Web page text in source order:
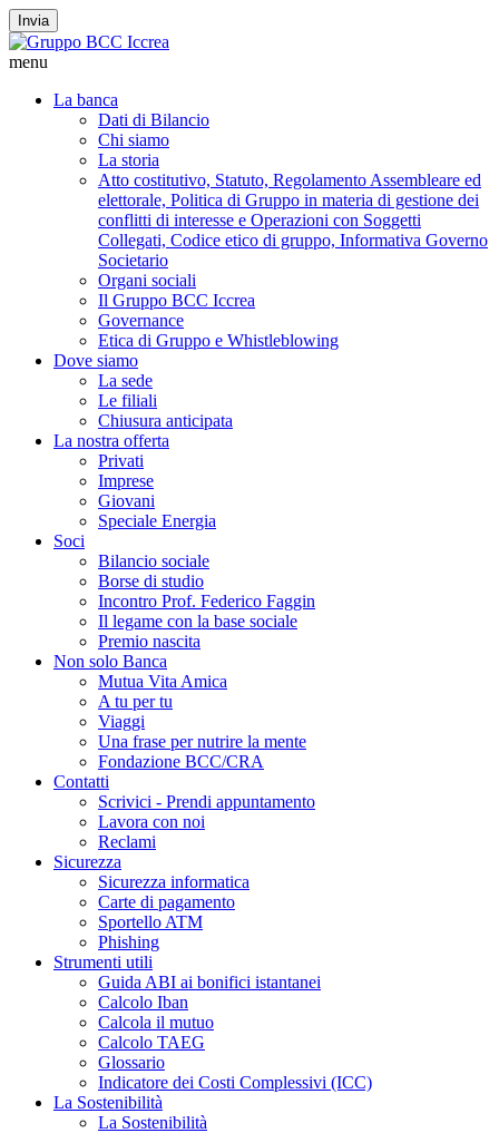
Invia
menu
La banca
Dati di Bilancio
Chi siamo
La storia
Atto costitutivo, Statuto, Regolamento Assembleare ed
elettorale, Politica di Gruppo in materia di gestione dei
conflitti di interesse e Operazioni con Soggetti
Collegati, Codice etico di gruppo, Informativa Governo
Societario
Organi sociali
Il Gruppo BCC Iccrea
Governance
Etica di Gruppo e Whistleblowing
Dove siamo
La sede
Le filiali
Chiusura anticipata
La nostra offerta
Privati
Imprese
Giovani
Speciale Energia
Soci
Bilancio sociale
Borse di studio
Incontro Prof. Federico Faggin
Il legame con la base sociale
Premio nascita
Non solo Banca
Mutua Vita Amica
A tu per tu
Viaggi
Una frase per nutrire la mente
Fondazione BCC/CRA
Contatti
Scrivici - Prendi appuntamento
Lavora con noi
Reclami
Sicurezza
Sicurezza informatica
Carte di pagamento
Sportello ATM
Phishing
Strumenti utili
Guida ABI ai bonifici istantanei
Calcolo Iban
Calcola il mutuo
Calcolo TAEG
Glossario
Indicatore dei Costi Complessivi (ICC)
La Sostenibilità
La Sostenibilità